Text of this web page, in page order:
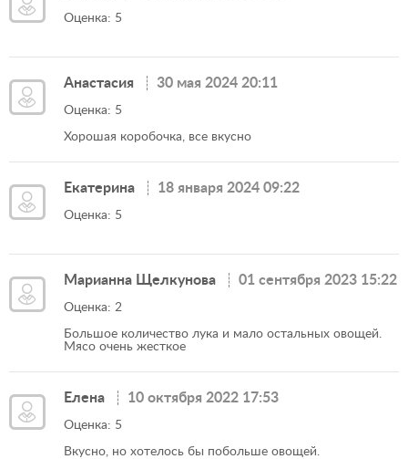
Оценка: 5
Анастасия 30 мая 2024 20:11
Оценка: 5
Хорошая коробочка, все вкусно
Екатерина 18 января 2024 09:22
Оценка: 5
Марианна Щелкунова 01 сентября 2023 15:22
Оценка: 2
Большое количество лука и мало остальных овощей.
Мясо очень жесткое
Елена 10 октября 2022 17:53
Оценка: 5
Вкусно, но хотелось бы побольше овощей.